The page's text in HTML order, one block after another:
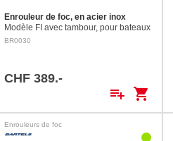
Enrouleur de foc, en acier inox
Modèle FI avec tambour, pour bateaux
jusqu'à 1.5 t et foc jusqu'à 8 m2.
BR0030
CHF 389.-
playlist_add shopping_cart
Enrouleurs de foc